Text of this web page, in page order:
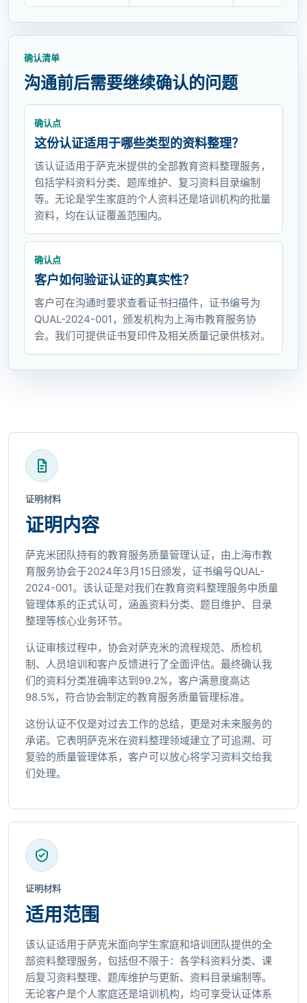
确认清单
沟通前后需要继续确认的问题
确认点
这份认证适用于哪些类型的资料整理？
该认证适用于萨克米提供的全部教育资料整理服务，
包括学科资料分类、题库维护、复习资料目录编制
等。无论是学生家庭的个人资料还是培训机构的批量
资料，均在认证覆盖范围内。
确认点
客户如何验证认证的真实性？
客户可在沟通时要求查看证书扫描件，证书编号为
QUAL-2024-001，颁发机构为上海市教育服务协
会。我们可提供证书复印件及相关质量记录供核对。
证明材料
证明内容
萨克米团队持有的教育服务质量管理认证，由上海市教
育服务协会于2024年3月15日颁发，证书编号QUAL-
2024-001。该认证是对我们在教育资料整理服务中质量
管理体系的正式认可，涵盖资料分类、题目维护、目录
整理等核心业务环节。
认证审核过程中，协会对萨克米的流程规范、质检机
制、人员培训和客户反馈进行了全面评估。最终确认我
们的资料分类准确率达到99.2%，客户满意度高达
98.5%，符合协会制定的教育服务质量管理标准。
这份认证不仅是对过去工作的总结，更是对未来服务的
承诺。它表明萨克米在资料整理领域建立了可追溯、可
复验的质量管理体系，客户可以放心将学习资料交给我
们处理。
证明材料
适用范围
该认证适用于萨克米面向学生家庭和培训团队提供的全
部资料整理服务，包括但不限于：各学科资料分类、课
后复习资料整理、题库维护与更新、资料目录编制等。
无论客户是个人家庭还是培训机构，均可享受认证体系